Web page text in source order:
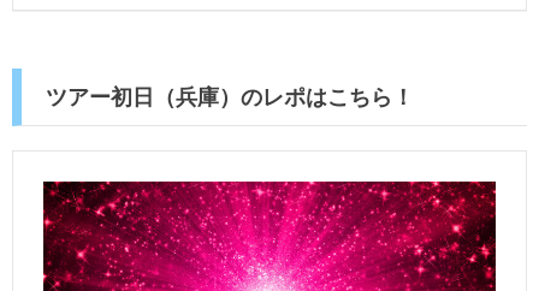
ツアー初日（兵庫）のレポはこちら！